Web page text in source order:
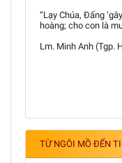
“Lạy Chúa, Đấng
hoàng; cho con là
Lm. Minh Anh (Tgp.
TỪ NGÔI MỒ ĐẾN